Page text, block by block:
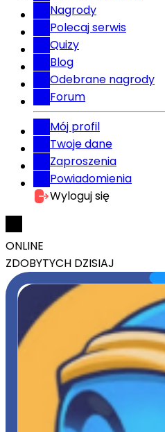
Nagrody
Polecaj serwis
Quizy
Blog
Odebrane nagrody
Forum
Mój profil
Twoje dane
Zaproszenia
Powiadomienia
Wyloguj się
ONLINE
ZDOBYTYCH DZISIAJ